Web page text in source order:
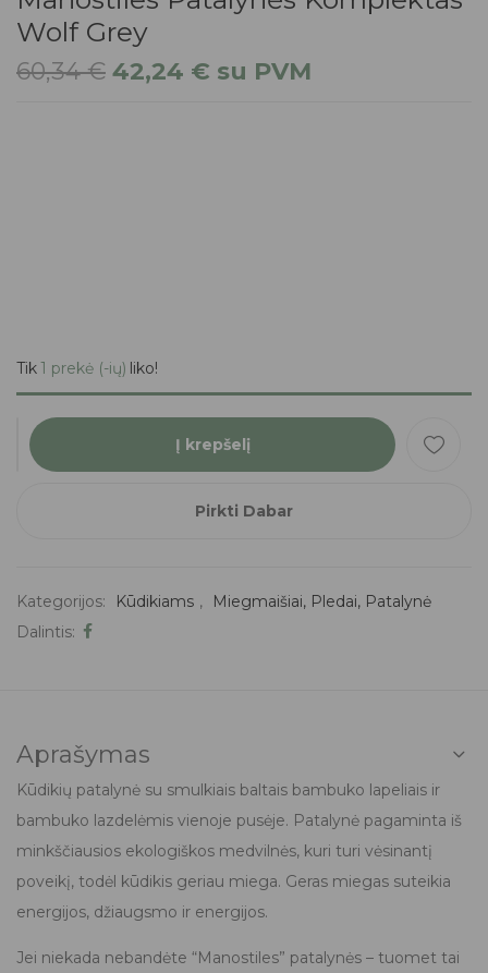
Wolf Grey
60,34€ 42,24 € su PVM
Tik1 prekė (-ių) liko!
Į krepšelį
Pirkti Dabar
Kategorijos: Kūdikiams ,
Miegmaišiai, Pledai, Patalynė
Dalintis:
Aprašymas
Kūdikių patalynė su smulkiais baltais bambuko lapeliais ir
bambuko lazdelėmis vienoje pusėje. Patalynė pagaminta iš
minkščiausios ekologiškos medvilnės, kuri turi vėsinantį
poveikį, todėl kūdikis geriau miega. Geras miegas suteikia
energijos, džiaugsmo ir energijos.
Jei niekada nebandėte “Manostiles” patalynės – tuomet tai